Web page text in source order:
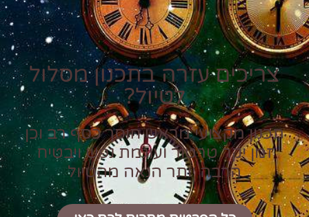
צריכים עזרה בתכנון מסלול
לטיול?
תכנון מקצועי מראש חוסך כסף רב וכן
זמן יקר טרטור ועוגמת נפש ויבטיח
הרבה יותר הנאה מהטיול